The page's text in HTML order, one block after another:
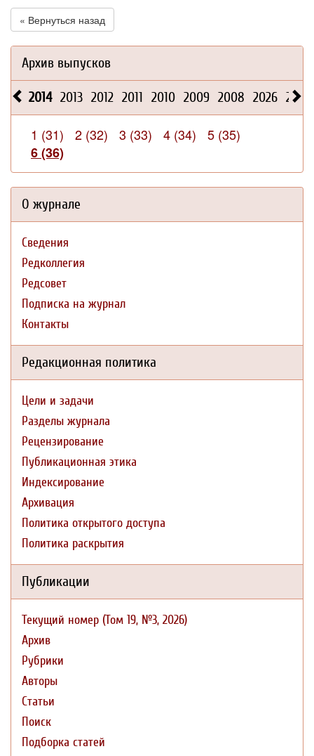
« Вернуться назад
Архив выпусков
2014 2013 2012 2011 2010 2009 2008 2026 2025
1 (31) 2 (32) 3 (33) 4 (34)
5 (35)
6 (36)
О журнале
Сведения
Редколлегия
Редсовет
Подписка на журнал
Контакты
Редакционная политика
Цели и задачи
Разделы журнала
Рецензирование
Публикационная этика
Индексирование
Архивация
Политика открытого доступа
Политика раскрытия
Публикации
Текущий номер (Том 19, №3, 2026)
Архив
Рубрики
Авторы
Статьи
Поиск
Подборка статей